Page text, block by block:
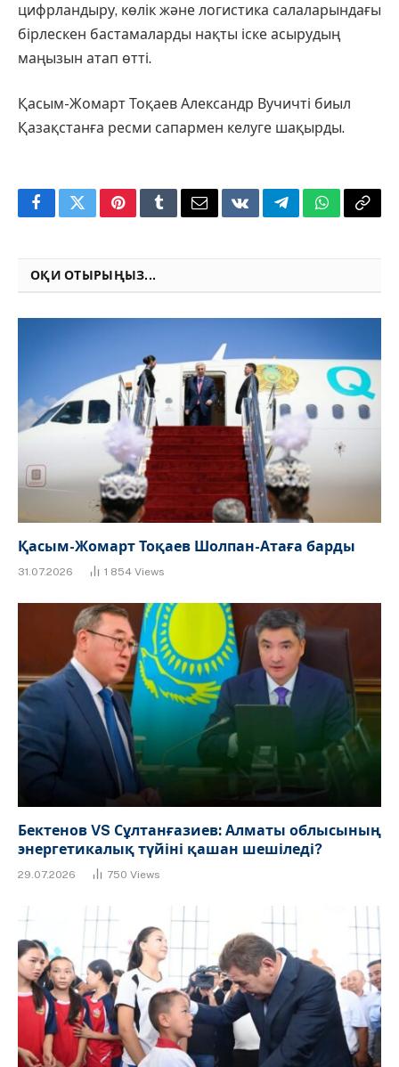
цифрландыру, көлік және логистика салаларындағы
бірлескен бастамаларды нақты іске асырудың
маңызын атап өтті.
Қасым-Жомарт Тоқаев Александр Вучичті биыл
Қазақстанға ресми сапармен келуге шақырды.
FacebookTwitterPinterestTumblrEmailVKontakteTelegramWhatsApp
Copy
ОҚИ ОТЫРЫҢЫЗ...
Қасым-Жомарт Тоқаев Шолпан-Атаға барды
31.07.2026 1 854 Views
Бектенов VS Сұлтанғазиев: Алматы облысының
энергетикалық түйіні қашан шешіледі?
29.07.2026 750 Views